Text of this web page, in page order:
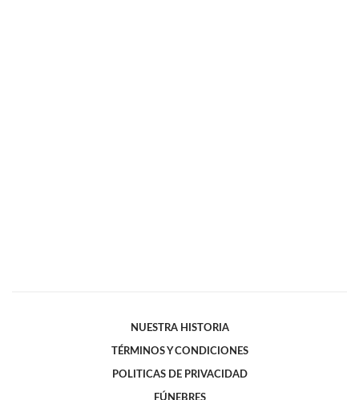
NUESTRA HISTORIA
TÉRMINOS Y CONDICIONES
POLITICAS DE PRIVACIDAD
FÚNEBRES